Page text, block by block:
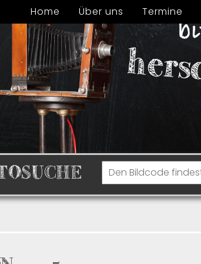
Home Über uns Termine